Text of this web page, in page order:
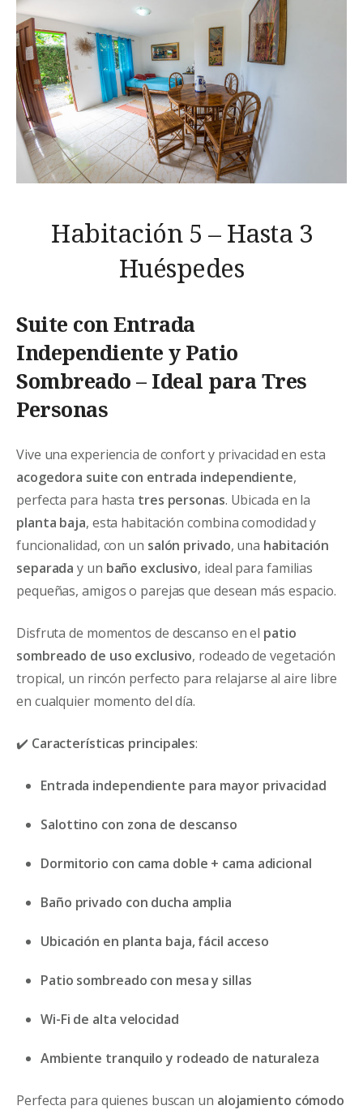
Habitación 5 – Hasta 3
Huéspedes
Suite con Entrada
Independiente y Patio
Sombreado – Ideal para Tres
Personas
Vive una experiencia de confort y privacidad en esta
acogedora suite con entrada independiente,
perfecta para hasta tres personas. Ubicada en la
planta baja, esta habitación combina comodidad y
funcionalidad, con un salón privado, una habitación
separada y un baño exclusivo, ideal para familias
pequeñas, amigos o parejas que desean más espacio.
Disfruta de momentos de descanso en el patio
sombreado de uso exclusivo, rodeado de vegetación
tropical, un rincón perfecto para relajarse al aire libre
en cualquier momento del día.
✔️ Características principales:
Entrada independiente para mayor privacidad
Salottino con zona de descanso
Dormitorio con cama doble + cama adicional
Baño privado con ducha amplia
Ubicación en planta baja, fácil acceso
Patio sombreado con mesa y sillas
Wi-Fi de alta velocidad
Ambiente tranquilo y rodeado de naturaleza
Perfecta para quienes buscan un alojamiento cómodo